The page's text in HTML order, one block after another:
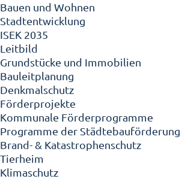
Bauen und Wohnen
Stadtentwicklung
ISEK 2035
Leitbild
Grundstücke und Immobilien
Bauleitplanung
Denkmalschutz
Förderprojekte
Kommunale Förderprogramme
Programme der Städtebauförderung
Brand- & Katastrophenschutz
Tierheim
Klimaschutz